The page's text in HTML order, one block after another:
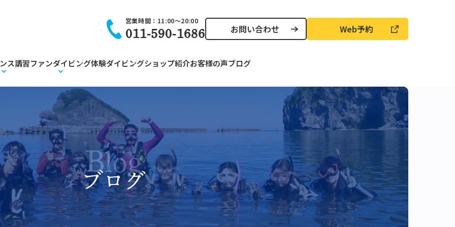
営業時間： 11:00〜20:00
011-590-1686 お問い合わせ Web予約
ス講習ファンダイビング体験ダイビングショップ紹介お客様の声ブログ
Blog
ブログ